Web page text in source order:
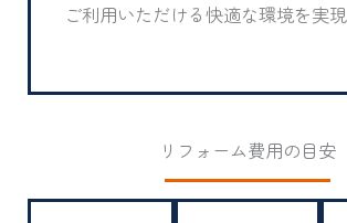
ご利用いただける快適な環境を実現
リフォーム費用の目安